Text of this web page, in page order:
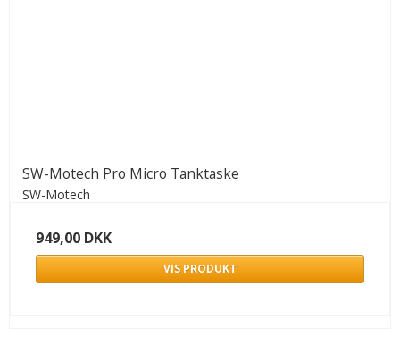
SW-Motech Pro Micro Tanktaske
SW-Motech
949,00 DKK
VIS PRODUKT